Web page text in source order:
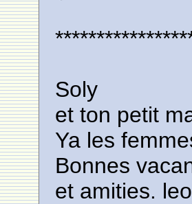
Soly
et ton petit
Ya les
Bonnes
et amities.